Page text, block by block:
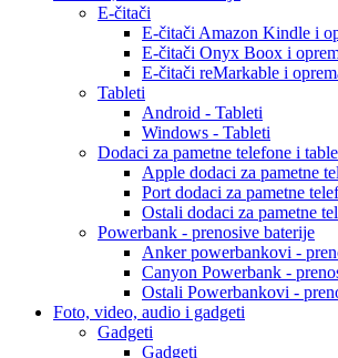
E-čitači
E-čitači Amazon Kindle i
E-čitači Onyx Boox i
E-čitači reMarkable i
Tableti
Android - Tableti
Windows - Tableti
Dodaci za pametne telefone i
Apple dodaci za pametne
Port dodaci za pametne
Ostali dodaci za pametne
Powerbank - prenosive baterije
Anker powerbankovi -
Canyon Powerbank -
Ostali Powerbankovi -
Foto, video, audio i gadgeti
Gadgeti
Gadgeti